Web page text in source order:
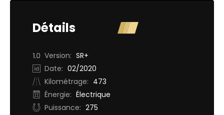
Détails
Version: SR+
Date: 02/2020
Kilométrage: 473
Énergie: Électrique
Puissance: 275